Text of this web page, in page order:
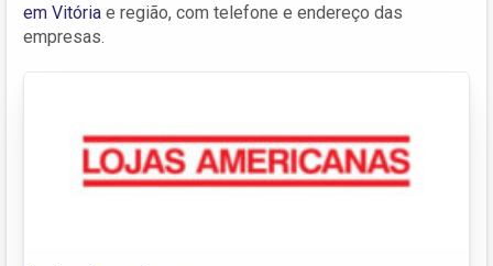
em Vitória e região, com telefone e endereço das
empresas.